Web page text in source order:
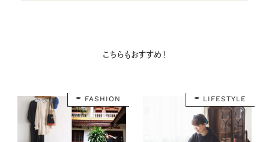
こちらもおすすめ！
FASHION LIFESTYLE